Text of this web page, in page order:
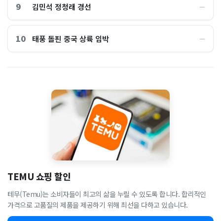
9 김민석 정청래 경선 ―
10 태풍 돌핀 중국 상륙 임박 ―
TEMU 쇼핑 할인
테무(Temu)는 소비자들이 최고의 삶을 누릴 수 있도록 합니다. 합리적인
가격으로 고품질의 제품을 제공하기 위해 최선을 다하고 있습니다.